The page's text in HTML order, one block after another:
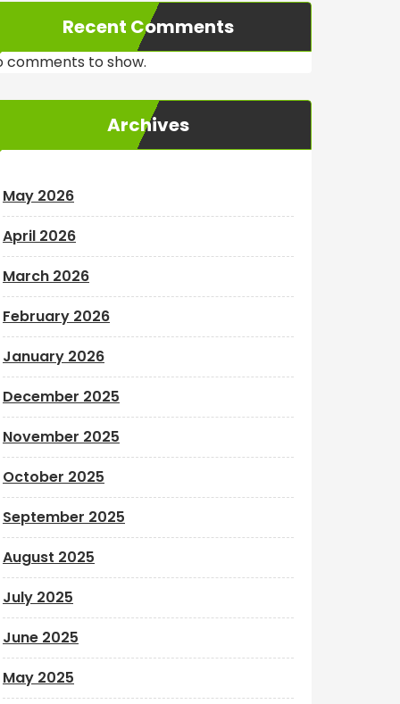
Recent Comments
comments to show.
Archives
May 2026
April 2026
March 2026
February 2026
January 2026
December 2025
November 2025
October 2025
September 2025
August 2025
July 2025
June 2025
May 2025